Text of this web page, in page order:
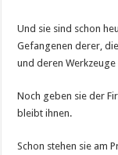
Und sie sind schon
Gefangenen derer,
und deren
Noch geben sie der
bleibt ihnen.
Schon stehen sie am